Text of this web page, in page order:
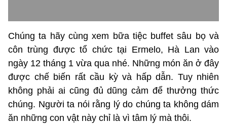
Chúng ta hãy cùng xem bữa tiệc buffet sâu bọ và
côn trùng được tổ chức tại Ermelo, Hà Lan vào
ngày 12 tháng 1 vừa qua nhé. Những món ăn ở đây
được chế biến rất cầu kỳ và hấp dẫn. Tuy nhiên
không phải ai cũng đủ dũng cảm để thưởng thức
chúng. Người ta nói rằng lý do chúng ta không dám
ăn những con vật này chỉ là vì tâm lý mà thôi.